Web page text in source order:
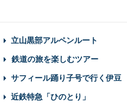
立山黒部アルペンルート
鉄道の旅を楽しむツアー
サフィール踊り子号で行く伊豆
近鉄特急「ひのとり」